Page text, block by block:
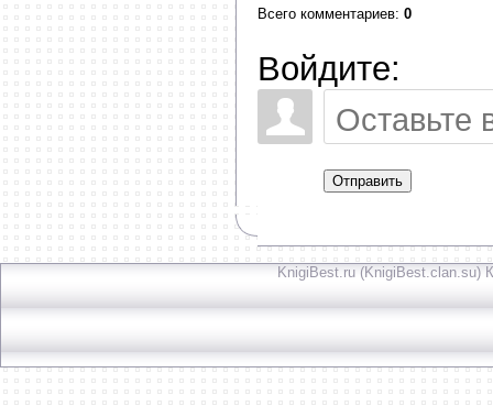
Всего комментариев: 0
Войдите:
Отправить
KnigiBest.ru (KnigiBest.clan.su)